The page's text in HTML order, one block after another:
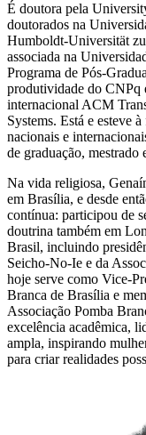
É doutora pela
doutorados na
Humboldt-Universität
associada na
Programa de Pós-
produtividade do CNPq
internacional ACM
Systems. Está e esteve
nacionais e
de graduação,
Na vida religiosa,
em Brasília, e desde
contínua: participou de
doutrina também em
Brasil, incluindo
Seicho-No-Ie e da
hoje serve como Vice-
Branca de Brasília e
Associação Pomba
excelência acadêmica,
ampla, inspirando
para criar realidades